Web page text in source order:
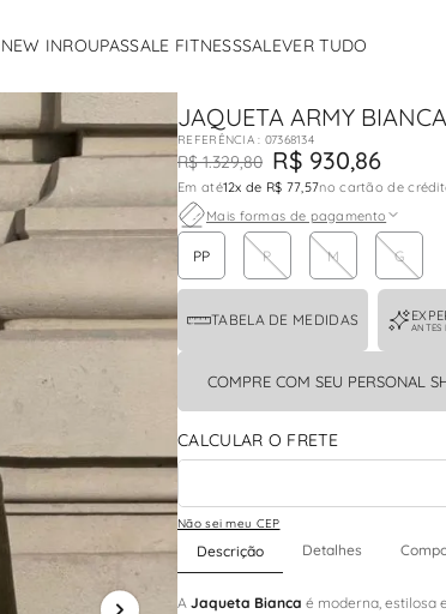
NEW INROUPASSALE FITNESSSALEVER TUDO
JAQUETA ARMY BIANCA
: 07368134
R$ 1.329,80 R$ 930,86
Em até12x de R$ 77,57no cartão de
Mais formas de pagamento
PP P M G
TABELA DE MEDIDAS ANTES
COMPRE COM SEU PERSONAL
Não sei meu CEP
Descrição Detalhes
A Jaqueta Bianca é moderna, estilosa
2º
vestido
3
conjunto
4º
body
6º
pandora
vestido rosa
10º camisa